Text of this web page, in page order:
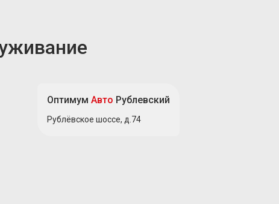
Оптимум Авто Рублевский
Рублёвское шоссе, д.74